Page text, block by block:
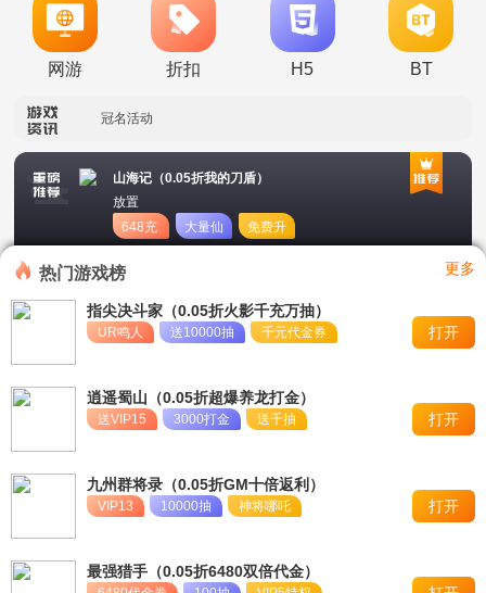
网游 折扣 H5 BT
单日大额福利
冠名活动
山海记（0.05折我的刀盾）
放置
648充
值卡
大量仙
玉
免费升
星
热门游戏榜 更多
指尖决斗家（0.05折火影千充万抽）
UR鸣人 送10000抽 千元代金券 打开
逍遥蜀山（0.05折超爆养龙打金）
送VIP15 3000打金 送千抽 打开
九州群将录（0.05折GM十倍返利）
VIP13 10000抽 神将哪吒 打开
最强猎手（0.05折6480双倍代金）